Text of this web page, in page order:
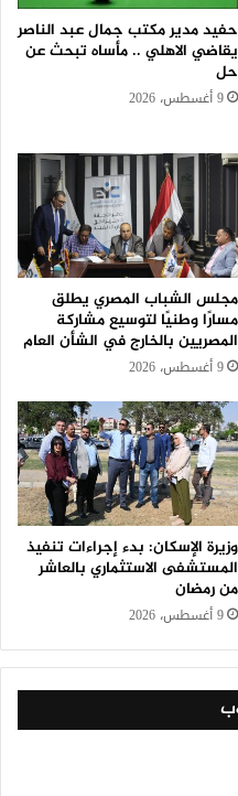
حفيد مدير مكتب جمال عبد الناصر
يقاضي الاهلي .. مأساه تبحث عن
حل
9 أغسطس، 2026
مجلس الشباب المصري يطلق
مسارًا وطنيًا لتوسيع مشاركة
المصريين بالخارج في الشأن العام
9 أغسطس، 2026
وزيرة الإسكان: بدء إجراءات تنفيذ
المستشفى الاستثماري بالعاشر
من رمضان
9 أغسطس، 2026